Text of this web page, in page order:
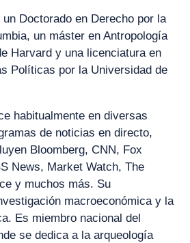
un Doctorado en Derecho por la
un máster en Antropología
Harvard y una licenciatura en
Políticas por la Universidad de
habitualmente en diversas
de noticias en directo,
Bloomberg, CNN, Fox
News, Market Watch, The
y muchos más. Su
macroeconómica y la
Es miembro nacional del
se dedica a la arqueología